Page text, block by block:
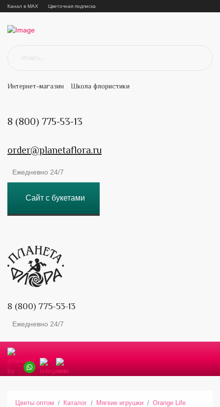
Канал в MAX Цветочная подписка
Интернет-магазин Школа флористики
8 (800) 775-53-13
order@planetaflora.ru
Ежедневно 24/7
Сайт с букетами
8 (800) 775-53-13
Ежедневно 24/7
Цветы оптом Каталог Мягкие игрушки
Orange Life